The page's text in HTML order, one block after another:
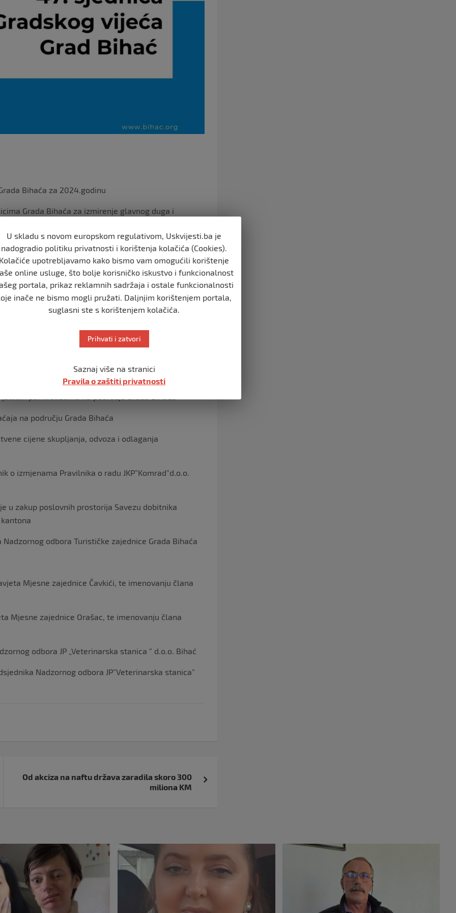
Bihaća za 2024.godinu
Grada Bihaća za izmirenje glavnog duga i
kamata
01.01.-31.03.2024.godine
31.03.2024.godine
događajima i ličnostima od značaja za Grad Bihać
od 2024. do 2028.godine
cijene 1 m² korisne stambene površine na
JU „Zavod za prostorno uređenje” Bihać
parkiralištima na području Grada Bihaća
na području Grada Bihaća
cijene skupljanja, odvoza i odlaganja
o izmjenama Pravilnika o radu JKP”Komrad”d.o.o.
u zakup poslovnih prostorija Savezu dobitnika
odbora Turističke zajednice Grada Bihaća
Mjesne zajednice Čavkići, te imenovanju člana
Mjesne zajednice Orašac, te imenovanju člana
odbora JP „Veterinarska stanica ” d.o.o. Bihać
Nadzornog odbora JP”Veterinarska stanica”
Od akciza na naftu država zaradila skoro 300
miliona KM
U skladu s novom europskom regulativom, Uskvijesti.ba je
nadogradio politiku privatnosti i korištenja kolačića (Cookies).
Kolačiće upotrebljavamo kako bismo vam omogućili korištenje
online usluge, što bolje korisničko iskustvo i funkcionalnost
portala, prikaz reklamnih sadržaja i ostale funkcionalnosti
inače ne bismo mogli pružati. Daljnjim korištenjem portala,
suglasni ste s korištenjem kolačića.
Prihvati i zatvori
Saznaj više na stranici
Pravila o zaštiti privatnosti